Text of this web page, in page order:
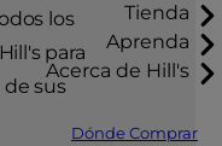
Tienda
Aprenda
Acerca de Hill's
Dónde Comprar
los
para
de sus